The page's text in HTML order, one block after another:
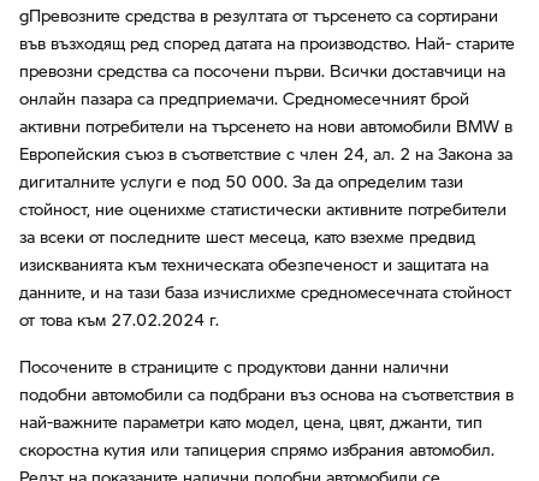
gПревозните средства в резултата от търсенето са сортирани
във възходящ ред според датата на производство. Най- старите
превозни средства са посочени първи. Всички доставчици на
онлайн пазара са предприемачи. Средномесечният брой
активни потребители на търсенето на нови автомобили BMW в
Европейския съюз в съответствие с член 24, ал. 2 на Закона за
дигиталните услуги е под 50 000. За да определим тази
стойност, ние оценихме статистически активните потребители
за всеки от последните шест месеца, като взехме предвид
изискванията към техническата обезпеченост и защитата на
данните, и на тази база изчислихме средномесечната стойност
от това към 27.02.2024 г.
Посочените в страниците с продуктови данни налични
подобни автомобили са подбрани въз основа на съответствия в
най-важните параметри като модел, цена, цвят, джанти, тип
скоростна кутия или тапицерия спрямо избрания автомобил.